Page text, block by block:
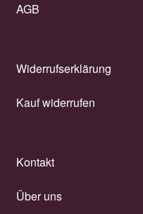
AGB
Widerrufserklärung
Kauf widerrufen
Kontakt
Über uns